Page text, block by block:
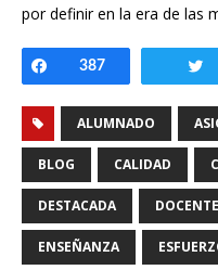
por definir en la era de las
Compartir
387
ALUMNADO
BLOG CALIDAD
DESTACADA DOCENTE
ENSEÑANZA